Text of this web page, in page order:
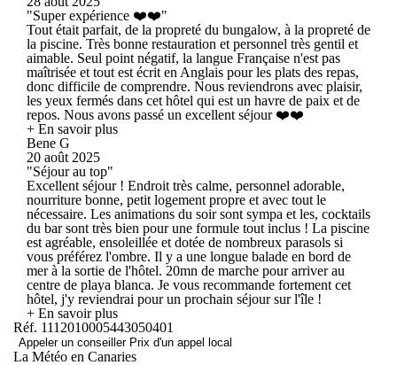
"Super expérience ❤️❤️"
Tout était parfait, de la propreté du bungalow, à la propreté de
la piscine. Très bonne restauration et personnel très gentil et
aimable. Seul point négatif, la langue Française n'est pas
maîtrisée et tout est écrit en Anglais pour les plats des repas,
donc difficile de comprendre. Nous reviendrons avec plaisir,
les yeux fermés dans cet hôtel qui est un havre de paix et de
repos. Nous avons passé un excellent séjour ❤️❤️
+ En savoir plus
Bene G
20 août 2025
"Séjour au top"
Excellent séjour ! Endroit très calme, personnel adorable,
nourriture bonne, petit logement propre et avec tout le
nécessaire. Les animations du soir sont sympa et les, cocktails
du bar sont très bien pour une formule tout inclus ! La piscine
est agréable, ensoleillée et dotée de nombreux parasols si
vous préférez l'ombre. Il y a une longue balade en bord de
mer à la sortie de l'hôtel. 20mn de marche pour arriver au
centre de playa blanca. Je vous recommande fortement cet
hôtel, j'y reviendrai pour un prochain séjour sur l'île !
+ En savoir plus
Réf. 1112010005443050401
Appeler un conseiller Prix d'un appel local
La Météo en Canaries